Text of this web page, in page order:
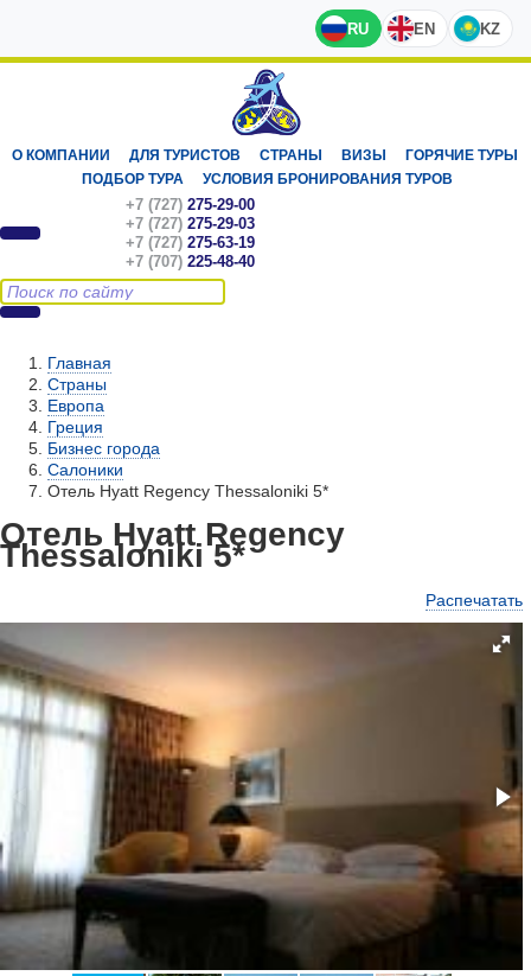
RU EN KZ
О КОМПАНИИ ДЛЯ ТУРИСТОВ СТРАНЫ ВИЗЫ
ГОРЯЧИЕ ТУРЫ
ПОДБОР ТУРА
УСЛОВИЯ БРОНИРОВАНИЯ ТУРОВ
+7 (727) 275-29-00
+7 (727) 275-29-03
+7 (727) 275-63-19
+7 (707) 225-48-40
Главная
Страны
Европа
Греция
Бизнес города
Салоники
Отель Hyatt Regency Thessaloniki 5*
Отель Hyatt Regency
Thessaloniki 5*
Распечатать